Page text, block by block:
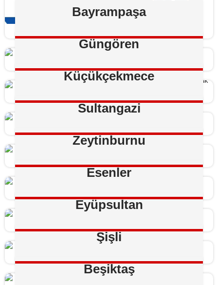
Bayrampaşa
Güngören
Küçükçekmece
Sultangazi
Zeytinburnu
Esenler
Eyüpsultan
Şişli
Beşiktaş